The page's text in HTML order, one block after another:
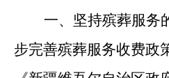
一、 坚持殡葬服务
步完善殡葬服务收费政